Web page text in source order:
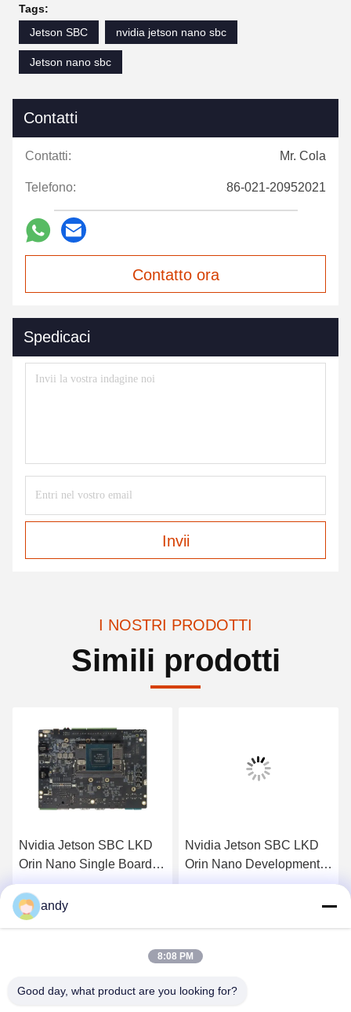
Tags:
Jetson SBC
nvidia jetson nano sbc
Jetson nano sbc
Contatti
Contatti: Mr. Cola
Telefono: 86-021-20952021
Contatto ora
Spedicaci
Invii
I NOSTRI PRODOTTI
Simili prodotti
Nvidia Jetson SBC LKD
Orin Nano Single Board
Computer con NPU Orin
Nano 8GB 40TOPS Orin
Nano 4GB 20TOPS
Ottieni il miglior prezzo
Nvidia Jetson SBC LKD
Orin Nano Development
Board Con CPU Jetson
andy
8:08 PM
Good day, what product are you looking for?